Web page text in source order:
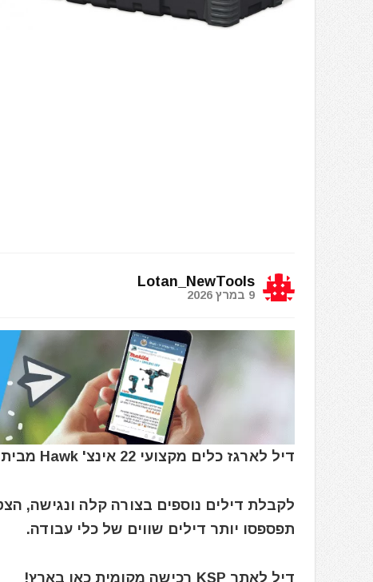
Lotan_NewTools
9 במרץ 2026
דיל לארגז כלים מקצועי 22 אינצ' Hawk מבית כתר
לקבלת דילים נוספים בצורה קלה ונגישה,
תפספסו יותר דילים שווים של כלי עבודה.
דיל לאתר KSP רכישה מקומית כאן בארץ!